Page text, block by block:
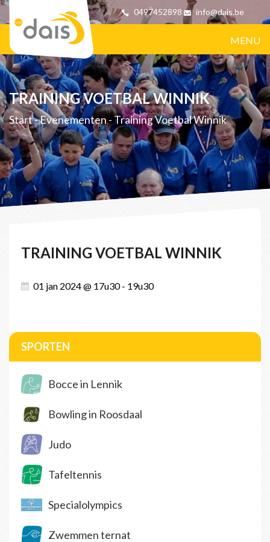
0497452898 info@dais.be
MENU
TRAINING VOETBAL WINNIK
Start-Evenementen-Training Voetbal Winnik
TRAINING VOETBAL WINNIK
01 jan 2024 @ 17u30 - 19u30
SPORTEN
Bocce in Lennik
Bowling in Roosdaal
Judo
Tafeltennis
Specialolympics
Zwemmen ternat